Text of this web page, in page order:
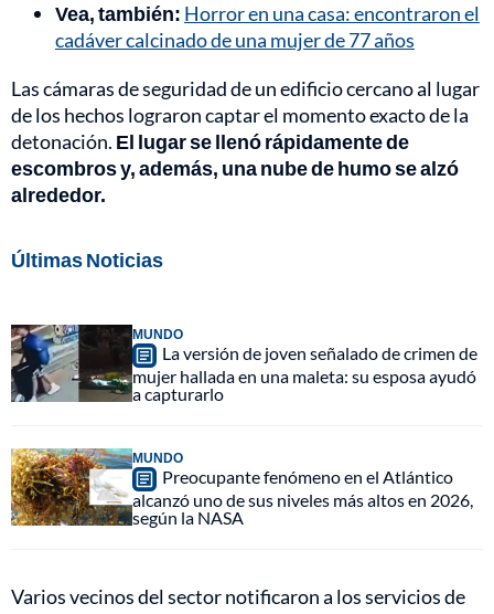
Vea, también: Horror en una casa: encontraron el
cadáver calcinado de una mujer de 77 años
Las cámaras de seguridad de un edificio cercano al lugar
de los hechos lograron captar el momento exacto de la
detonación. El lugar se llenó rápidamente de
escombros y, además, una nube de humo se alzó
alrededor.
Últimas Noticias
MUNDO
La versión de joven señalado de crimen de
mujer hallada en una maleta: su esposa ayudó
a capturarlo
MUNDO
Preocupante fenómeno en el Atlántico
alcanzó uno de sus niveles más altos en 2026,
según la NASA
Varios vecinos del sector notificaron a los servicios de